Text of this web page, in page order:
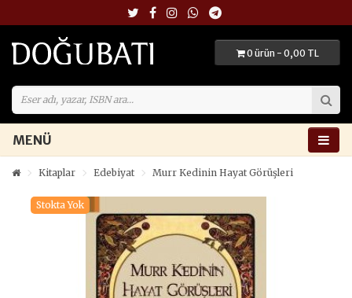
0 ürün - 0,00 TL
MENÜ
Kitaplar Edebiyat Murr Kedinin Hayat Görüşleri
Stokta Yok